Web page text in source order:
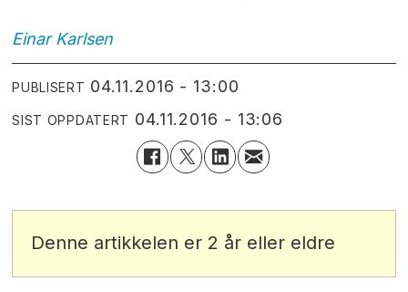
Einar Karlsen
PUBLISERT 04.11.2016 - 13:00
SIST OPPDATERT 04.11.2016 - 13:06
Denne artikkelen er 2 år eller eldre